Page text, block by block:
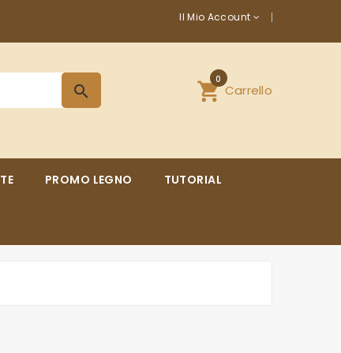
Il Mio Account
shopping_cartCarrello
0
search
PROMO LEGNO TUTORIAL